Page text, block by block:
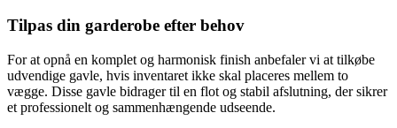
Tilpas din garderobe efter behov
For at opnå en komplet og harmonisk finish anbefaler vi at tilkøbe
udvendige gavle, hvis inventaret ikke skal placeres mellem to
vægge. Disse gavle bidrager til en flot og stabil afslutning, der sikrer
et professionelt og sammenhængende udseende.